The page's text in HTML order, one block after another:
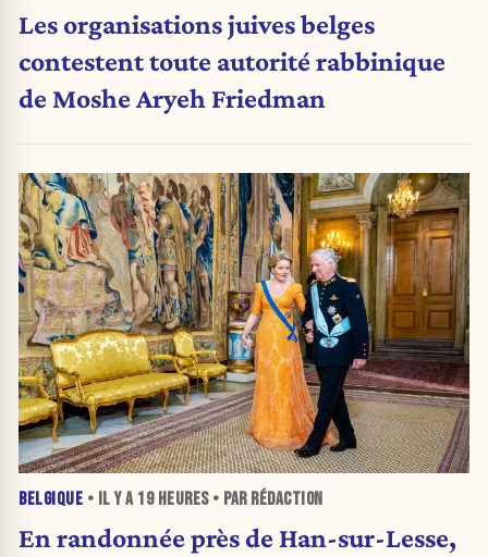
Les organisations juives belges
contestent toute autorité rabbinique
de Moshe Aryeh Friedman
BELGIQUE • IL Y A 19 HEURES• PAR RÉDACTION
En randonnée près de Han-sur-Lesse,